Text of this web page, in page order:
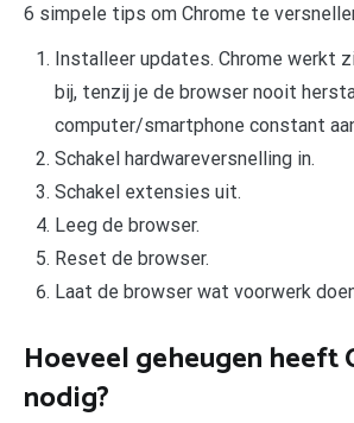
6 simpele tips om Chrome te
Installeer updates. Chrome werkt
bij, tenzij je de browser nooit
computer/smartphone constant
Schakel hardwareversnelling in.
Schakel extensies uit.
Leeg de browser.
Reset de browser.
Laat de browser wat voorwerk
Hoeveel geheugen heeft
nodig?